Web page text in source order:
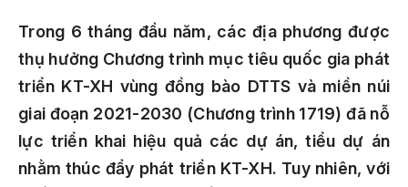
Trong 6 tháng đầu năm, các địa phương được
thụ hưởng Chương trình mục tiêu quốc gia phát
triển KT-XH vùng đồng bào DTTS và miền núi
giai đoạn 2021-2030 (Chương trình 1719) đã nỗ
lực triển khai hiệu quả các dự án, tiểu dự án
nhằm thúc đẩy phát triển KT-XH. Tuy nhiên, với